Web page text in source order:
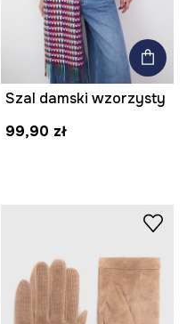
Szal damski wzorzysty
99,90 zł